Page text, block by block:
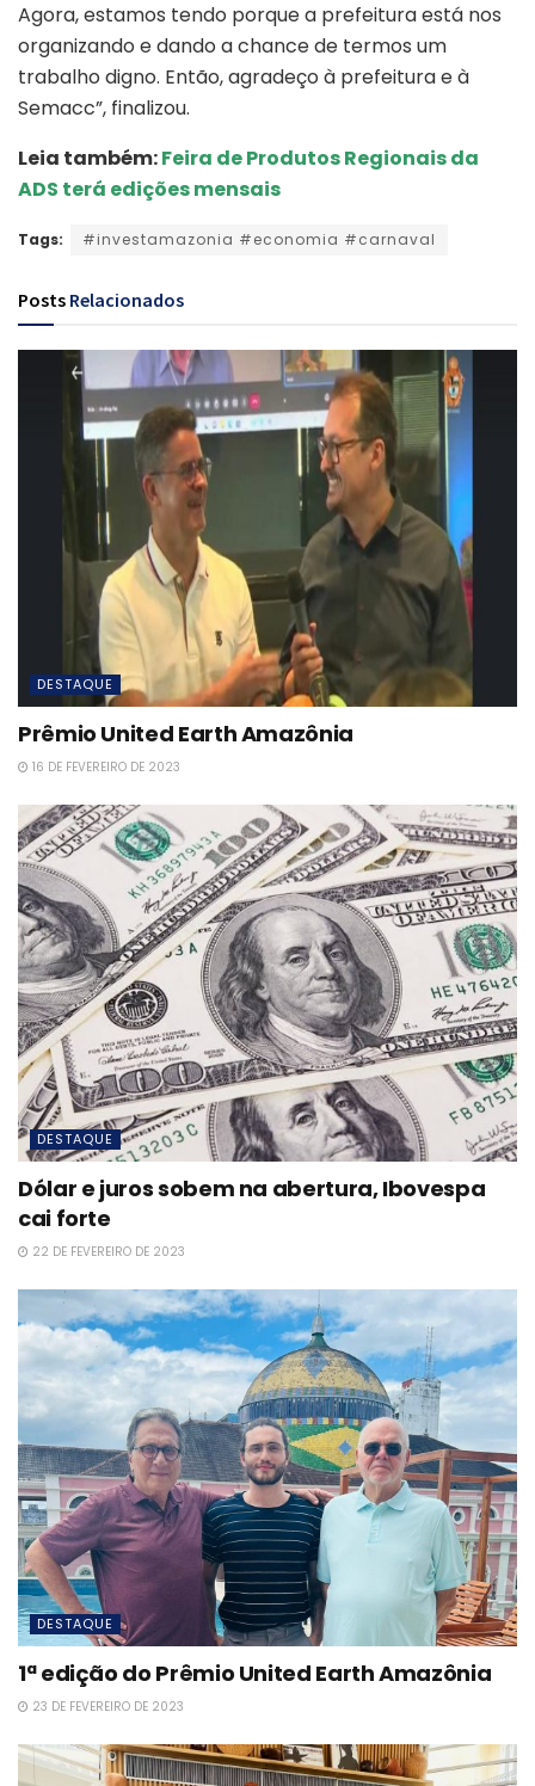
Agora, estamos tendo porque a prefeitura está nos
organizando e dando a chance de termos um
trabalho digno. Então, agradeço à prefeitura e à
Semacc”, finalizou.
Leia também:Feira de Produtos Regionais da
ADS terá edições mensais
Tags: #investamazonia #economia #carnaval
Posts Relacionados
DESTAQUE
Prêmio United Earth Amazônia
16 DE FEVEREIRO DE 2023
DESTAQUE
Dólar e juros sobem na abertura, Ibovespa
cai forte
22 DE FEVEREIRO DE 2023
DESTAQUE
1ª edição do Prêmio United Earth Amazônia
23 DE FEVEREIRO DE 2023